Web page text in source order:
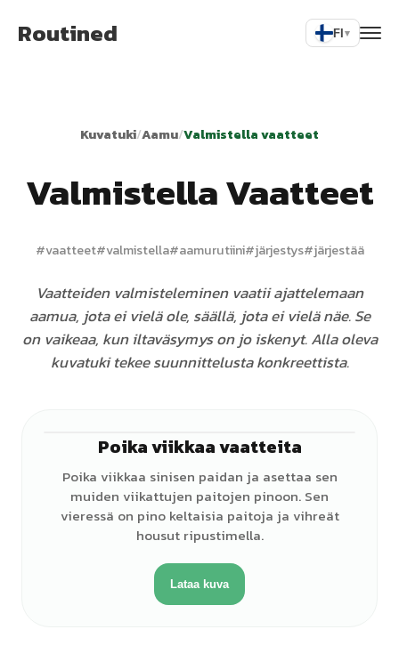
Routined FI▾
Kuvatuki/Aamu/Valmistella vaatteet
Valmistella Vaatteet
#vaatteet#valmistella#aamurutiini#järjestys#järjestää
Vaatteiden valmisteleminen vaatii ajattelemaan
aamua, jota ei vielä ole, säällä, jota ei vielä näe. Se
on vaikeaa, kun iltaväsymys on jo iskenyt. Alla oleva
kuvatuki tekee suunnittelusta konkreettista.
Poika viikkaa vaatteita
Poika viikkaa sinisen paidan ja asettaa sen
muiden viikattujen paitojen pinoon. Sen
vieressä on pino keltaisia paitoja ja vihreät
housut ripustimella.
Lataa kuva